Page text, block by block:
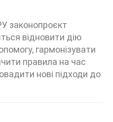
законопроєкт
відновити дію
гармонізувати
правила на час
нові підходи до